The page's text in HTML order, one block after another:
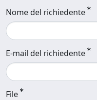
Nome del richiedente
E-mail del richiedente
File